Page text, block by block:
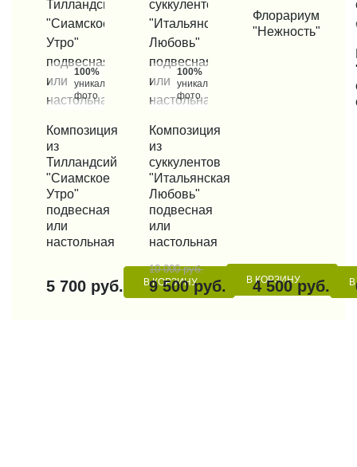
100%
уникальные
фото
КУПИТЬ В 1 КЛИК
Композиция
из
Тилландсий
"Сиамское
Утро"
подвесная
или
настольная
5 700 руб. В КОРЗИНУ
100%
уникальные
фото
КУПИТЬ В 1 КЛИК
Композиция
из
суккулентов
"Итальянская
Любовь"
подвесная
или
настольная
10 000 руб.
9 500 руб. В КОРЗИНУ
КУПИТЬ В 1 КЛИК
Флорариум
"Нежность"
4 500 руб.